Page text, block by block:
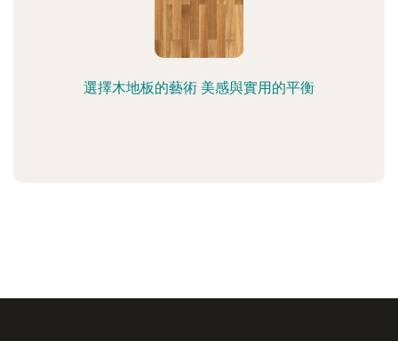
選擇木地板的藝術 美感與實用的平衡